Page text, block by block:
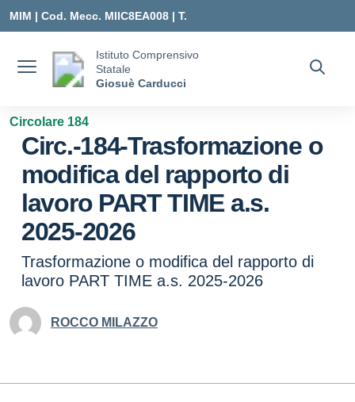
MIM | Cod. Mecc. MIIC8EA008 | T.
MIIC8EA008@ISTRUZIONE.IT
Istituto Comprensivo
Statale
Giosuè Carducci
Circolare 184
Circ.-184-Trasformazione o
modifica del rapporto di
lavoro PART TIME a.s.
2025-2026
Trasformazione o modifica del rapporto di
lavoro PART TIME a.s. 2025-2026
ROCCO MILAZZO